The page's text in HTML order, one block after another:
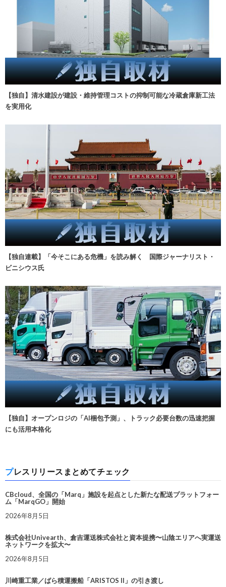
【独自】清水建設が建設・維持管理コストの抑制可能な冷蔵倉庫新工法
を実用化
【独自連載】「今そこにある危機」を読み解く 国際ジャーナリスト・
ビニシウス氏
【独自】オープンロジの「AI梱包予測」、トラック必要台数の迅速把握
にも活用本格化
プレスリリースまとめてチェック
CBcloud、全国の「Marq」施設を起点とした新たな配送プラットフォー
ム「MarqGO」開始
2026年8月5日
株式会社Univearth、倉吉運送株式会社と資本提携〜山陰エリアへ実運送
ネットワークを拡大〜
2026年8月5日
川崎重工業／ばら積運搬船「ARISTOS II」の引き渡し